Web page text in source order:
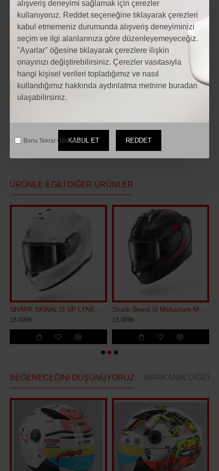
alışveriş deneyimi sağlamak için çerezler
kullanıyoruz. Reddet seçeneğine tıklayarak çerezleri
kabul etmemeniz durumunda alışveriş deneyiminizi
seçim ve ilgi alanlarınıza göre düzenleyemeyeceğiz.
"Ayarlar" öğesine tıklayarak çerezlere ilişkin
onayınızı değiştirebilirsiniz. Çerezler vasıtasıyla
hangi kişisel verileri topladığımız ve nasıl
kullandığımız hakkında aydınlatma metnine buradan
ulaşabilirsiniz.
KABUL ET REDDET
Bunu Tekrar Gösterme.
Etiketler:
Motosiklet MTS M-201 FULL FACE ÇOCUK KASK FUŞYA
Motosiklet MTS M-201 FULL FACE ÇOCUK KASK FUŞYA
fiyatları
Motosiklet Modelleri
ÜRÜNLE İLGILI DIĞER ÜRÜNLER
18.999₺ 18.999₺
BEĞENECEĞINI DÜŞÜNÜYORUZ MARKANIN